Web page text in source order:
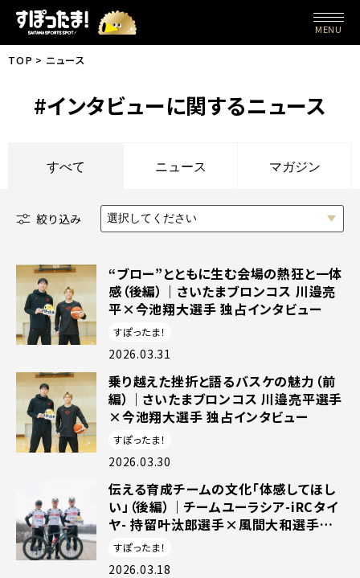
MENU
TOP ニュース
#インタビューに関するニュース
すべて ニュース マガジン
絞り込み 選択してください
“ブロー”とともに生む会場の熱狂と一体
感（後編）｜さいたまブロンコス 川邉亮
平×今池翔大選手 独占インタビュー
すぽったま！
2026.03.31
乗り越えた挫折と語るバスケの魅力（前
編）｜さいたまブロンコス 川邉亮平選手
×今池翔大選手 独占インタビュー
すぽったま！
2026.03.30
伝える育成チームの文化「体感してほし
い」（後編）｜チームユーラシア-iRCタイ
ヤ- 持留叶汰郎選手×風間大和選手×
藤田涼平選手兼監督 独占インタビュー
すぽったま！
2026.03.18